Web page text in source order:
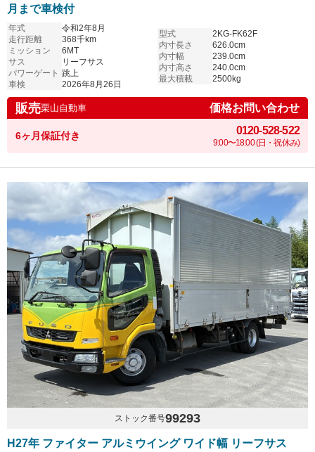
月まで車検付
年式
令和2年8月
走行距離
368千km
ミッション
6MT
サス
リーフサス
パワーゲート 跳上
車検
2026年8月26日
型式
2KG-FK62F
内寸長さ
626.0cm
内寸幅
239.0cm
内寸高さ
240.0cm
最大積載
2500kg
販売栗山自動車 価格お問い合わせ
6ヶ月保証付き 0120-528-522
9:00〜18:00 (日・祝休み)
ストック番号99293
H27年 ファイター アルミウイング ワイド幅 リーフサス